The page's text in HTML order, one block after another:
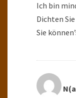
Ich bin
Dichten
Sie